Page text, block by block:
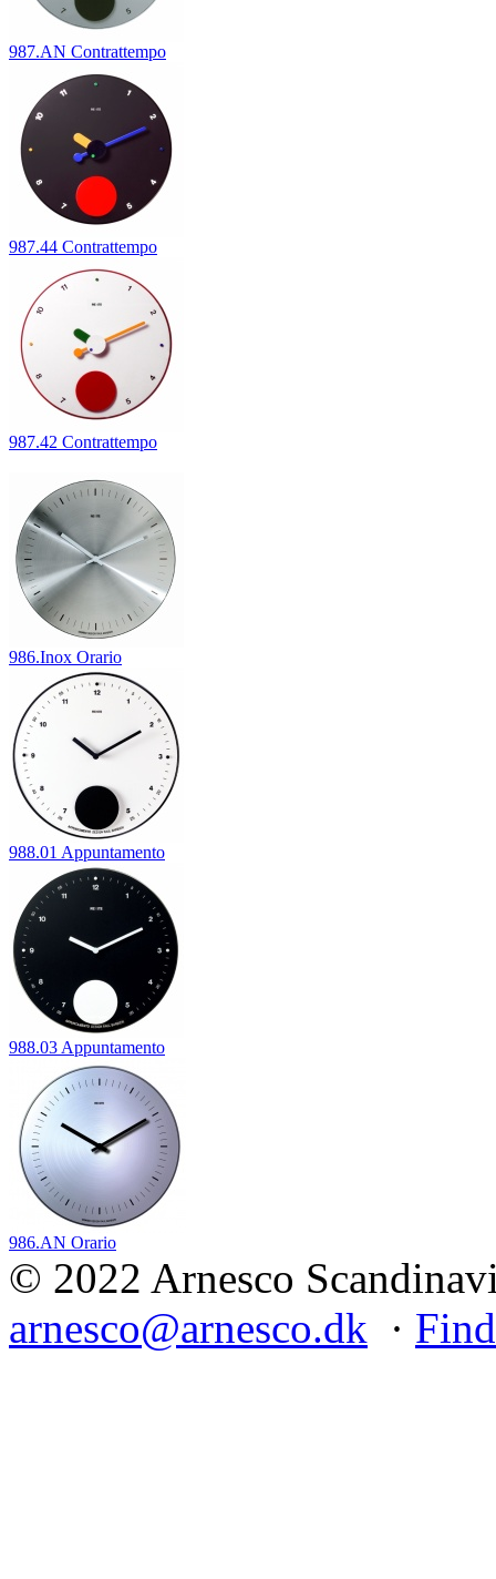
987.AN Contrattempo
987.44 Contrattempo
987.42 Contrattempo
986.Inox Orario
988.01 Appuntamento
988.03 Appuntamento
986.AN Orario
© 2022 Arnesco
arnesco@arnesco.dk ·